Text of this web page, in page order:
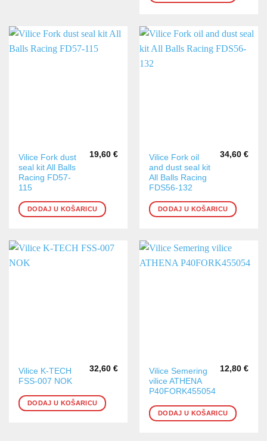
Vilice Fork dust
seal kit All Balls
Racing FD57-
115
19,60 €
DODAJ U KOŠARICU
Vilice Fork oil
and dust seal kit
All Balls Racing
FDS56-132
34,60 €
DODAJ U KOŠARICU
Vilice K-TECH
FSS-007 NOK
32,60 €
DODAJ U KOŠARICU
Vilice Semering
vilice ATHENA
P40FORK455054
12,80 €
DODAJ U KOŠARICU